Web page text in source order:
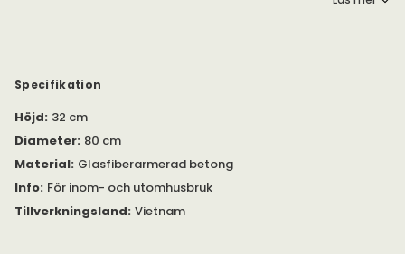
slipmedel eller kemikalier för rengöring.
Specifikation
Höjd: 32 cm
Diameter: 80 cm
Material: Glasfiberarmerad betong
Info: För inom- och utomhusbruk
Tillverkningsland: Vietnam